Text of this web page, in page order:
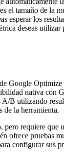
el tamaño de la
esperar los
deseas utilizar
Google Optimize
nativa con
A/B utilizando
de la herramienta.
pero requiere que
ofrece pruebas
configurar sus